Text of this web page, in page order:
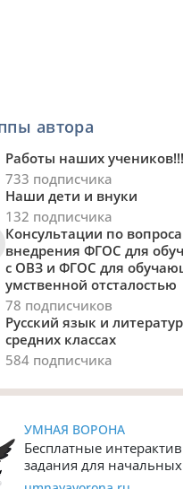
автора
Работы наших учеников!!!
733 подписчика
Наши дети и внуки
132 подписчика
Консультации по
внедрения ФГОС для
с ОВЗ и ФГОС для
умственной отсталостью
78 подписчиков
Русский язык и
средних классах
584 подписчика
УМНАЯ ВОРОНА
Бесплатные
задания для начальных